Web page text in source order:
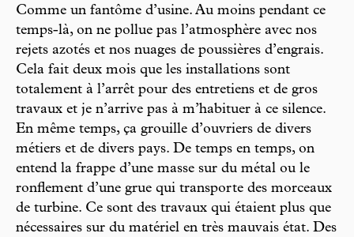
Comme un fantôme d’usine. Au moins pendant ce
temps-là, on ne pollue pas l’atmosphère avec nos
rejets azotés et nos nuages de poussières d’engrais.
Cela fait deux mois que les installations sont
totalement à l’arrêt pour des entretiens et de gros
travaux et je n’arrive pas à m’habituer à ce silence.
En même temps, ça grouille d’ouvriers de divers
métiers et de divers pays. De temps en temps, on
entend la frappe d’une masse sur du métal ou le
ronflement d’une grue qui transporte des morceaux
de turbine. Ce sont des travaux qui étaient plus que
nécessaires sur du matériel en très mauvais état. Des